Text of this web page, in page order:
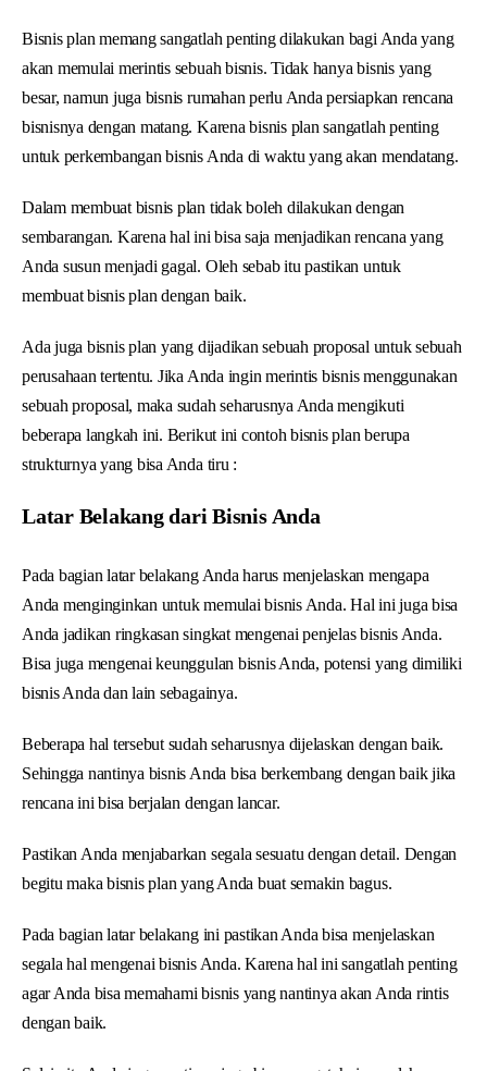
Bisnis plan memang sangatlah penting dilakukan bagi Anda yang
akan memulai merintis sebuah bisnis. Tidak hanya bisnis yang
besar, namun juga bisnis rumahan perlu Anda persiapkan rencana
bisnisnya dengan matang. Karena bisnis plan sangatlah penting
untuk perkembangan bisnis Anda di waktu yang akan mendatang.
Dalam membuat bisnis plan tidak boleh dilakukan dengan
sembarangan. Karena hal ini bisa saja menjadikan rencana yang
Anda susun menjadi gagal. Oleh sebab itu pastikan untuk
membuat bisnis plan dengan baik.
Ada juga bisnis plan yang dijadikan sebuah proposal untuk sebuah
perusahaan tertentu. Jika Anda ingin merintis bisnis menggunakan
sebuah proposal, maka sudah seharusnya Anda mengikuti
beberapa langkah ini. Berikut ini contoh bisnis plan berupa
strukturnya yang bisa Anda tiru :
Latar Belakang dari Bisnis Anda
Pada bagian latar belakang Anda harus menjelaskan mengapa
Anda menginginkan untuk memulai bisnis Anda. Hal ini juga bisa
Anda jadikan ringkasan singkat mengenai penjelas bisnis Anda.
Bisa juga mengenai keunggulan bisnis Anda, potensi yang dimiliki
bisnis Anda dan lain sebagainya.
Beberapa hal tersebut sudah seharusnya dijelaskan dengan baik.
Sehingga nantinya bisnis Anda bisa berkembang dengan baik jika
rencana ini bisa berjalan dengan lancar.
Pastikan Anda menjabarkan segala sesuatu dengan detail. Dengan
begitu maka bisnis plan yang Anda buat semakin bagus.
Pada bagian latar belakang ini pastikan Anda bisa menjelaskan
segala hal mengenai bisnis Anda. Karena hal ini sangatlah penting
agar Anda bisa memahami bisnis yang nantinya akan Anda rintis
dengan baik.